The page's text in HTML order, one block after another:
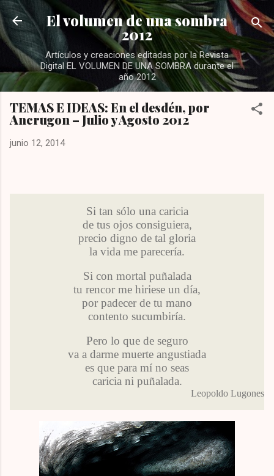
Ir al contenido principal
El volumen de una sombra
2012
Artículos y creaciones editadas por la Revista
Digital EL VOLUMEN DE UNA SOMBRA durante el
año 2012
TEMAS E IDEAS: En el desdén, por
Ancrugon – Julio y Agosto 2012
junio 12, 2014
Si tan sólo una caricia
de tus ojos consiguiera,
precio digno de tal gloria
la vida me parecería.
Si con mortal puñalada
tu rencor me hiriese un día,
por padecer de tu mano
contento sucumbiría.
Pero lo que de seguro
va a darme muerte angustiada
es que para mí no seas
caricia ni puñalada.
Leopoldo Lugones